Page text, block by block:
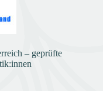
– geprüfte